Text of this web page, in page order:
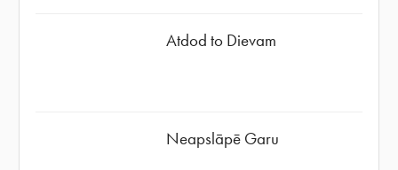
Atdod to Dievam
Neapslāpē Garu